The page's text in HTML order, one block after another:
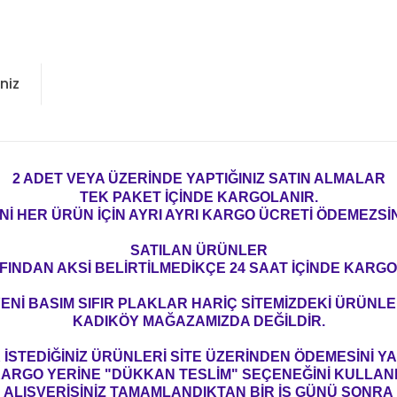
2 ADET VEYA ÜZERİNDE YAPTIĞINIZ SATIN ALMALAR
TEK PAKET İÇİNDE KARGOLANIR.
HER ÜRÜN İÇİN AYRI AYRI KARGO ÜCRETİ
SATILAN ÜRÜNLER
AKSİ BELİRTİLMEDİKÇE 24 SAAT İÇİNDE
BASIM SIFIR PLAKLAR HARİÇ SİTEMİZDEKİ
KADIKÖY MAĞAZAMIZDA DEĞİLDİR.
ÜRÜNLERİ SİTE ÜZERİNDEN ÖDEMESİNİ
YERİNE "DÜKKAN TESLİM" SEÇENEĞİNİ
ALIŞVERİŞİNİZ TAMAMLANDIKTAN BİR İŞ GÜNÜ SONRA